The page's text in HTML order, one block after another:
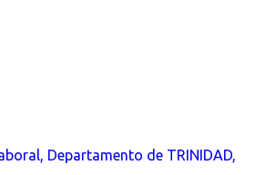
Departamento de TRINIDAD,